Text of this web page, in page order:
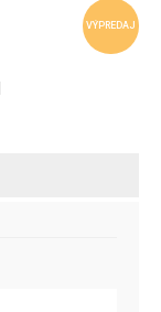
VÝPREDAJ